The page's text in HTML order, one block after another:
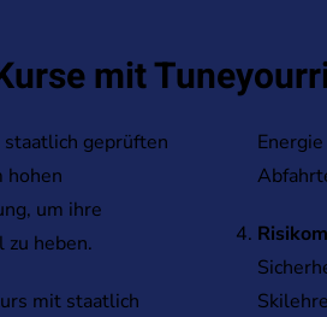
mit
geprüften
hohen
um ihre
zu heben.
mit staatlich